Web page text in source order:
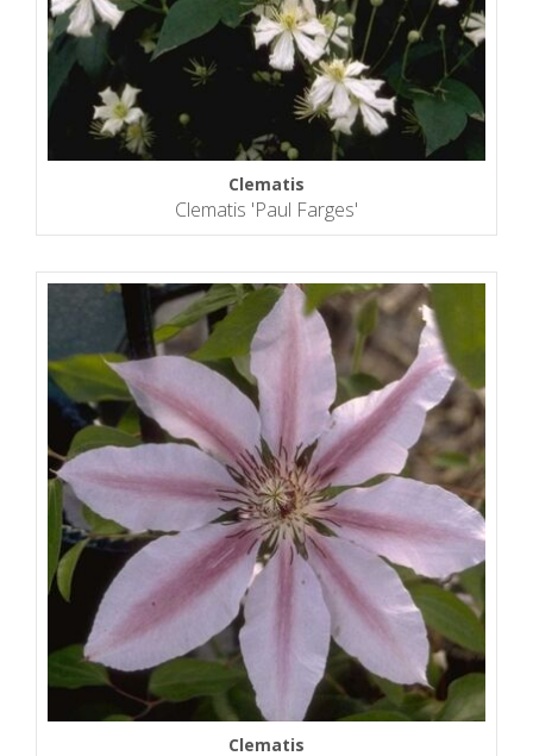
Clematis
Clematis 'Paul Farges'
Clematis